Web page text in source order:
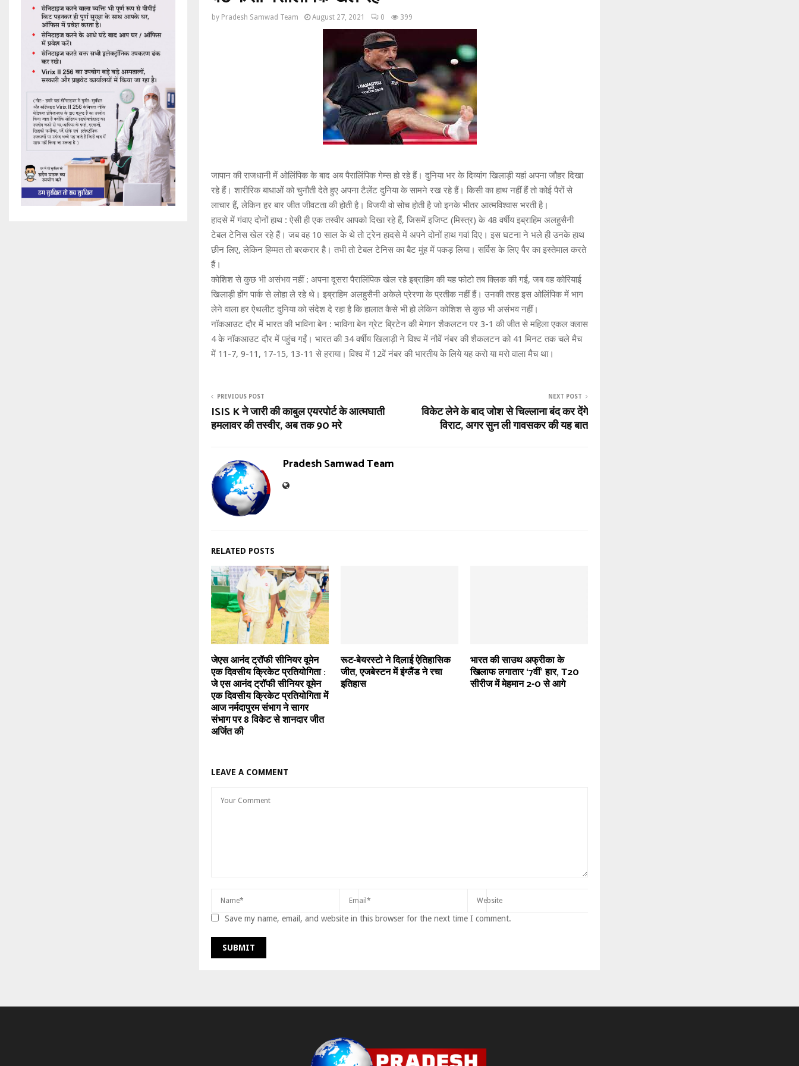
by Pradesh Samwad Team August 27, 2021 0 399
जापान की राजधानी में ओलिंपिक के बाद अब पैरालिंपिक गेम्स हो रहे हैं। दुनिया भर के दिव्यांग खिलाड़ी यहां अपना जौहर दिखा
रहे हैं। शारीरिक बाधाओं को चुनौती देते हुए अपना टैलेंट दुनिया के सामने रख रहे हैं। किसी का हाथ नहीं हैं तो कोई पैरों से
लाचार हैं, लेकिन हर बार जीत जीवटता की होती है। विजयी वो सोच होती है जो इनके भीतर आत्मविश्वास भरती है।
हादसे में गंवाए दोनों हाथ : ऐसी ही एक तस्वीर आपको दिखा रहे हैं, जिसमें इजिप्ट (मिस्त्र) के 48 वर्षीय इब्राहिम अलहुसैनी
टेबल टेनिस खेल रहे हैं। जब वह 10 साल के थे तो ट्रेन हादसे में अपने दोनों हाथ गवां दिए। इस घटना ने भले ही उनके हाथ
छीन लिए, लेकिन हिम्मत तो बरकरार है। तभी तो टेबल टेनिस का बैट मुंह में पकड़ लिया। सर्विस के लिए पैर का इस्तेमाल करते
हैं।
कोशिश से कुछ भी असंभव नहीं : अपना दूसरा पैरालिंपिक खेल रहे इब्राहिम की यह फोटो तब क्लिक की गई, जब वह कोरियाई
खिलाड़ी होंग पार्क से लोहा ले रहे थे। इब्राहिम अलहुसैनी अकेले प्रेरणा के प्रतीक नहीं हैं। उनकी तरह इस ओलिंपिक में भाग
लेने वाला हर ऐथलीट दुनिया को संदेश दे रहा है कि हालात कैसे भी हो लेकिन कोशिश से कुछ भी असंभव नहीं।
नॉकआउट दौर में भारत की भाविना बेन : भाविना बेन ग्रेट ब्रिटेन की मेगान शैकलटन पर 3-1 की जीत से महिला एकल क्लास
4 के नॉकआउट दौर में पहुंच गईं। भारत की 34 वर्षीय खिलाड़ी ने विश्व में नौवें नंबर की शैकलटन को 41 मिनट तक चले मैच
में 11-7, 9-11, 17-15, 13-11 से हराया। विश्व में 12वें नंबर की भारतीय के लिये यह करो या मरो वाला मैच था।
PREVIOUS POST
ISIS K ने जारी की काबुल एयरपोर्ट के आत्‍मघाती
हमलावर की तस्‍वीर, अब तक 90 मरे
NEXT POST
विकेट लेने के बाद जोश से चिल्लाना बंद कर देंगे
विराट, अगर सुन ली गावसकर की यह बात
Pradesh Samwad Team
RELATED POSTS
जेएस आनंद ट्रॉफी सीनियर वूमेन
एक दिवसीय क्रिकेट प्रतियोगिता :
जे एस आनंद ट्रॉफी सीनियर वूमेन
एक दिवसीय क्रिकेट प्रतियोगिता में
आज नर्मदापुरम संभाग ने सागर
संभाग पर 8 विकेट से शानदार जीत
अर्जित की
रूट-बेयरस्टो ने दिलाई ऐतिहासिक
जीत, एजबेस्टन में इंग्लैंड ने रचा
इतिहास
भारत की साउथ अफ्रीका के
खिलाफ लगातार ‘7वीं’ हार, T20
सीरीज में मेहमान 2-0 से आगे
LEAVE A COMMENT
Save my name, email, and website in this browser for the next time I comment.